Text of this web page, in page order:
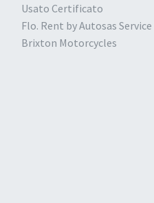
Usato Certificato
Flo. Rent by Autosas
Brixton Motorcycles